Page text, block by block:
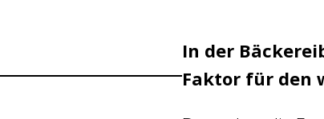
In der
Faktor für den